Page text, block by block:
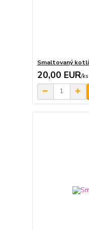
Smaltovaný
20,00 EUR/ks